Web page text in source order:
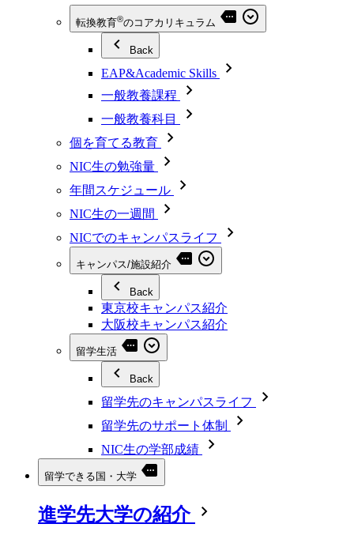
転換教育®のコアカリキュラム
Back
EAP&Academic Skills
一般教養課程
一般教養科目
個を育てる教育
NIC生の勉強量
年間スケジュール
NIC生の一週間
NICでのキャンパスライフ
キャンパス/施設紹介
Back
東京校キャンパス紹介
大阪校キャンパス紹介
留学生活
Back
留学先のキャンパスライフ
留学先のサポート体制
NIC生の学部成績
留学できる国・大学
進学先大学の紹介